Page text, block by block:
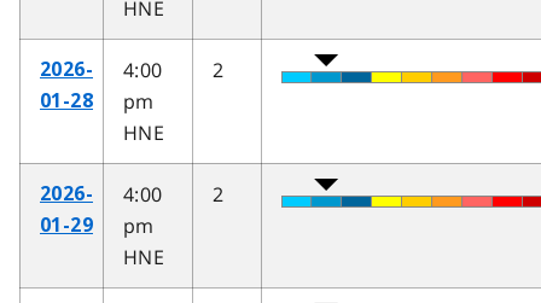
HNE
2026-
01-28
4:00
pm
HNE
2
2026-
01-29
4:00
pm
HNE
2